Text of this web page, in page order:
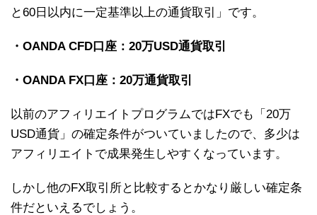
と60日以内に一定基準以上の通貨取引」です。
・OANDA CFD口座：20万USD通貨取引
・OANDA FX口座：20万通貨取引
以前のアフィリエイトプログラムではFXでも「20万
USD通貨」の確定条件がついていましたので、多少は
アフィリエイトで成果発生しやすくなっています。
しかし他のFX取引所と比較するとかなり厳しい確定条
件だといえるでしょう。